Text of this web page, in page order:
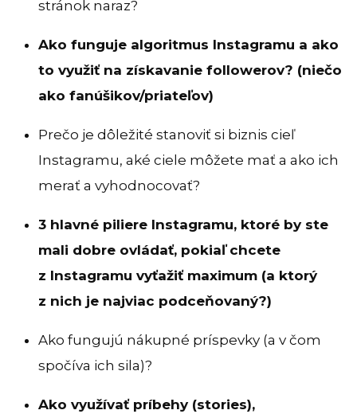
stránok naraz?
Ako funguje algoritmus Instagramu a ako
to využiť na získavanie followerov? (niečo
ako fanúšikov/priateľov)
Prečo je dôležité stanoviť si biznis cieľ
Instagramu, aké ciele môžete mať a ako ich
merať a vyhodnocovať?
3 hlavné piliere Instagramu, ktoré by ste
mali dobre ovládať, pokiaľ chcete
z Instagramu vyťažiť maximum (a ktorý
z nich je najviac podceňovaný?)
Ako fungujú nákupné príspevky (a v čom
spočíva ich sila)?
Ako využívať príbehy (stories),